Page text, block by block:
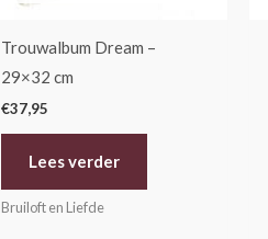
Trouwalbum Dream –
29×32 cm
€37,95
Lees verder
Bruiloft en Liefde